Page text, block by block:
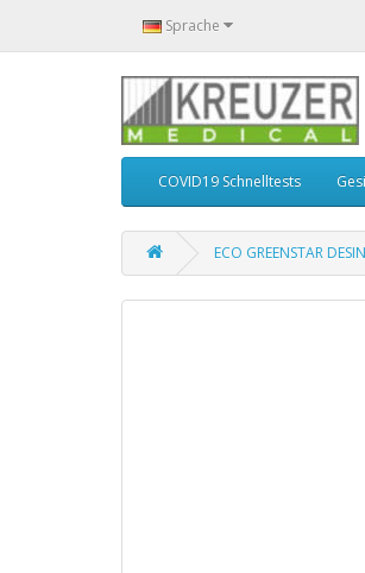
Sprache
COVID19 Schnelltests
ECO GREENSTAR